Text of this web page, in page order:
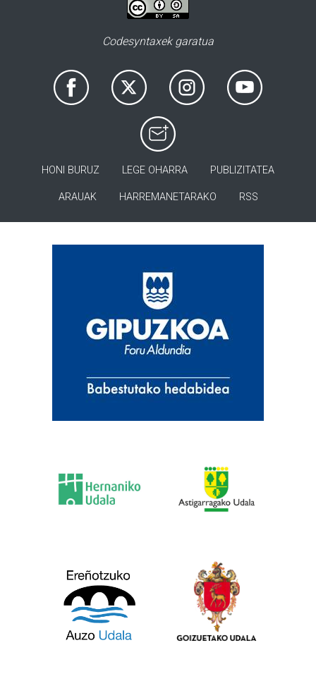
Codesyntaxek garatua
HONI BURUZ LEGE OHARRA PUBLIZITATEA
ARAUAK HARREMANETARAKO RSS